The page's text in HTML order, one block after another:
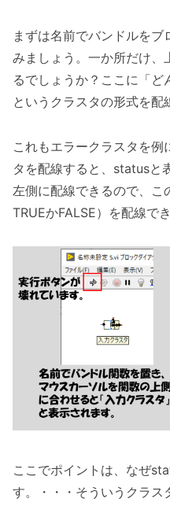
まずは名前でバンドルを
みましょう。一か所だけ、
るでしょうか？ここに「ど
というクラスタの形式を配
これもエラークラスタを例
タを配線すると、statusと
左側に配線できるので、
TRUEかFALSE）を配線で
ここでポイントは、なぜ
す。・・・そういうクラス